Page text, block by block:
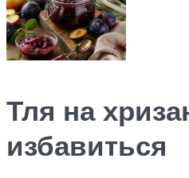
Тля на
избавиться